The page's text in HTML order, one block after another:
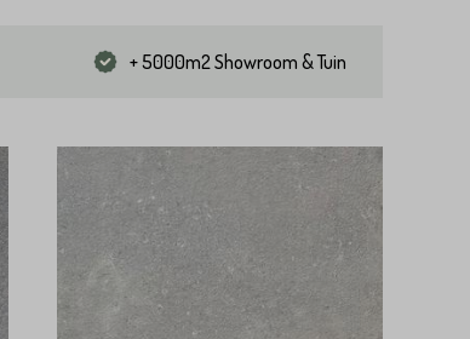
+ 5000m2 Showroom & Tuin